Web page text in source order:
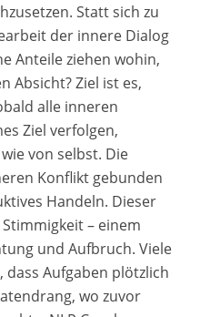
Statt sich zu
der innere Dialog
Anteile ziehen wohin,
Absicht? Ziel ist es,
alle inneren
Ziel verfolgen,
von selbst. Die
Konflikt gebunden
Handeln. Dieser
– einem
und Aufbruch. Viele
Aufgaben plötzlich
wo zuvor